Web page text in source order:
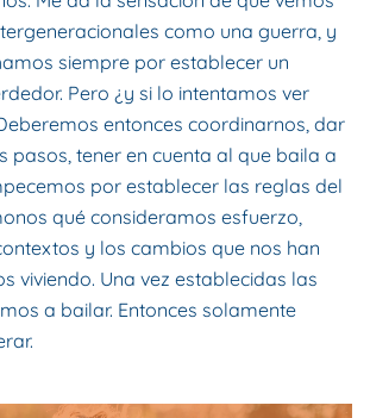
como una guerra, y
siempre por establecer un
Pero ¿y si lo intentamos ver
entonces coordinarnos, dar
pasos, tener en cuenta al que baila a
por establecer las reglas del
qué consideramos esfuerzo,
y los cambios que nos han
viviendo. Una vez establecidas las
a bailar. Entonces solamente